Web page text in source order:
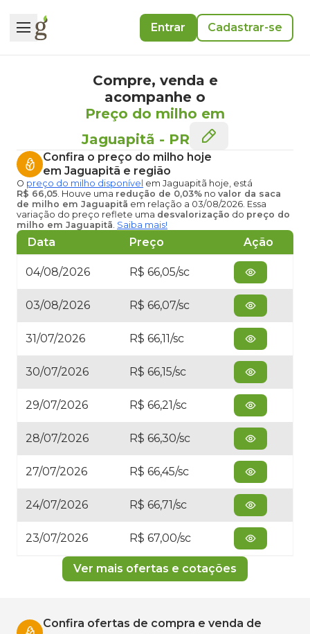
Entrar Cadastrar-se
Compre, venda e
acompanhe o
Preço do milho em
Jaguapitã - PR
Confira o preço do milho hoje
em Jaguapitã e região
O preço do milho disponível em Jaguapitã hoje, está
R$ 66,05. Houve uma redução de 0,03% no valor da saca
de milho em Jaguapitã em relação a 03/08/2026. Essa
variação do preço reflete uma desvalorização do preço do
milho em Jaguapitã. Saiba mais!
Data Preço Ação
04/08/2026 R$ 66,05/sc
03/08/2026 R$ 66,07/sc
31/07/2026 R$ 66,11/sc
30/07/2026 R$ 66,15/sc
29/07/2026 R$ 66,21/sc
28/07/2026 R$ 66,30/sc
27/07/2026 R$ 66,45/sc
24/07/2026 R$ 66,71/sc
23/07/2026 R$ 67,00/sc
Ver mais ofertas e cotações
Confira ofertas de compra e venda de